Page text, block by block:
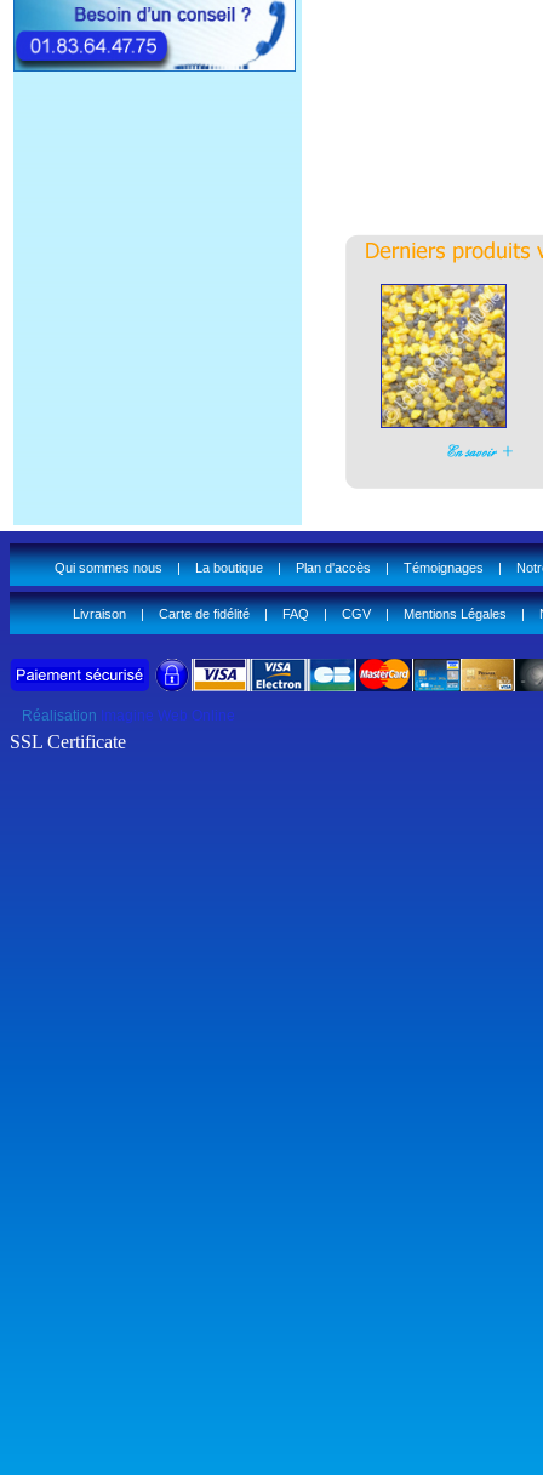
Qui sommes nous|La boutique|Plan d'accès|Témoignages|
Livraison|Carte de fidélité|FAQ|CGV|Mentions Légales|
Réalisation Imagine Web Online
SSL Certificate